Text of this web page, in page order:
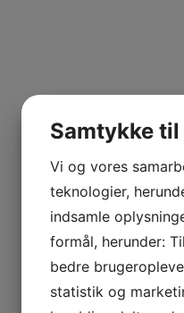
Samtykke
Vi og vores
teknologier,
indsamle
formål, herunder:
bedre
statistik og